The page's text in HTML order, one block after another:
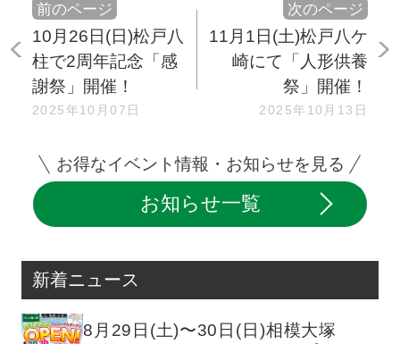
前のページ
10月26日(日)松戸八
柱で2周年記念「感
謝祭」開催！
2025年10月07日
次のページ
11月1日(土)松戸八ケ
崎にて「人形供養
祭」開催！
2025年10月13日
お得なイベント情報・お知らせを見る
お知らせ一覧
新着ニュース
8月29日(土)〜30日(日)相模大塚